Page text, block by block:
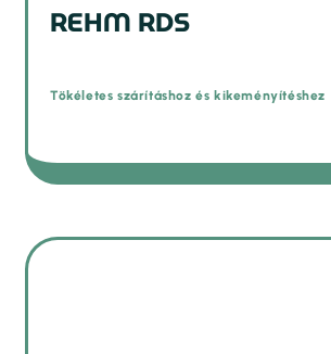
REHM RDS
Tökéletes szárításhoz és kikeményítéshez